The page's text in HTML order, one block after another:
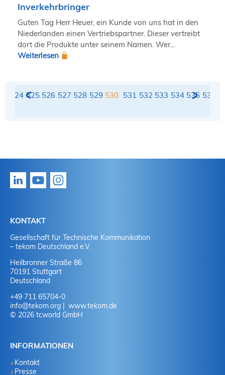
Inverkehrbringer
Guten Tag Herr Heuer, ein Kunde von uns hat in den
Niederlanden einen Vertriebspartner. Dieser vertreibt
dort die Produkte unter seinem Namen. Wer...
Weiterlesen
524 525 526 527 528 529 530 531 532 533 534 535 536
KONTAKT
Gesellschaft für Technische Kommunikation
– tekom Deutschland e.V.
Heilbronner Straße 86
70191 Stuttgart
Deutschland
+49 711 65704-0
info@tekom.org
www.tekom.de
© 2026 tcworld GmbH
INFORMATIONEN
Kontakt
Presse